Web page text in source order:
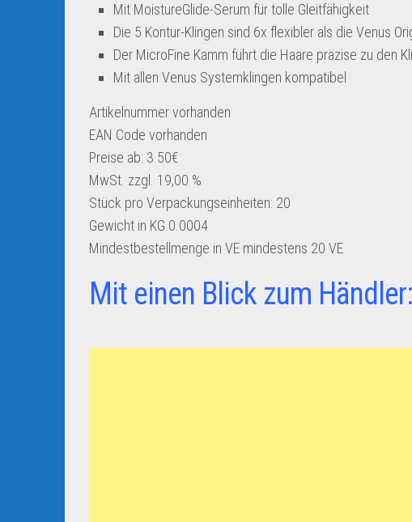
Mit MoistureGlide-Serum für tolle Gleitfähigkeit
Die 5 Kontur-Klingen sind 6x flexibler als die Venus
Der MicroFine Kamm führt die Haare präzise zu den
Mit allen Venus Systemklingen kompatibel
Artikelnummervorhanden
EAN Code vorhanden
Preise ab: 3.50€
MwSt. zzgl. 19,00 %
Stück pro Verpackungseinheiten: 20
Gewicht in KG 0.0004
Mindestbestellmenge in VE mindestens 20 VE
Mit einen Blick zum Händler: